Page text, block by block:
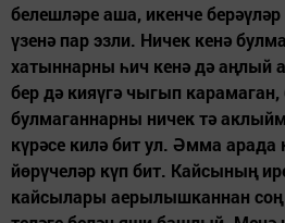
белешләре аша, икенче берәүләр
үзенә пар эзли. Ничек кенә
хатыннарны һич кенә дә
бер дә кияүгә чыгып
булмаганнарны ничек тә
күрәсе килә бит ул. Әмма
йөрүчеләр күп бит. Кайсының
кайсылары аерылышканнан соң